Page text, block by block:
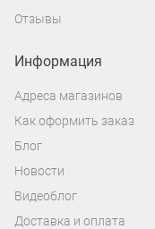
Отзывы
Информация
Адреса магазинов
Как оформить заказ
Блог
Новости
Видеоблог
Доставка и оплата